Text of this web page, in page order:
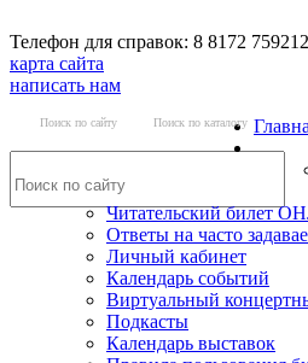
Телефон для справок: 8 8172
карта сайта
написать нам
Поиск по сайту Поиск по каталогу
Читательский билет
Ответы на часто
Личный кабинет
Календарь событий
Виртуальный
Подкасты
Календарь выставок